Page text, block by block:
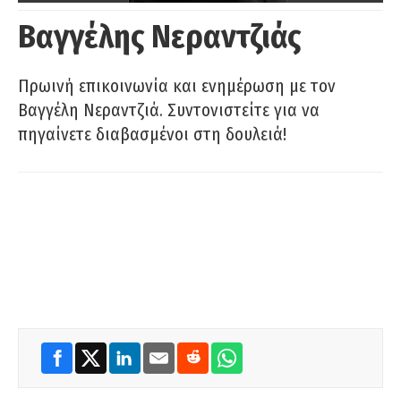
Βαγγέλης Νεραντζιάς
Πρωινή επικοινωνία και ενημέρωση με τον
Βαγγέλη Νεραντζιά. Συντονιστείτε για να
πηγαίνετε διαβασμένοι στη δουλειά!